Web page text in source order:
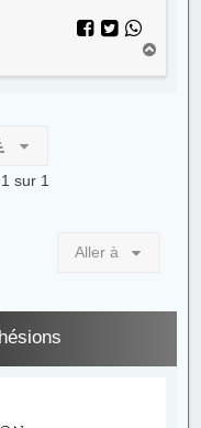
u
1 sur 1
Aller à